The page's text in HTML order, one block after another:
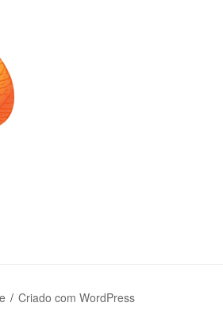
Criado com WordPress